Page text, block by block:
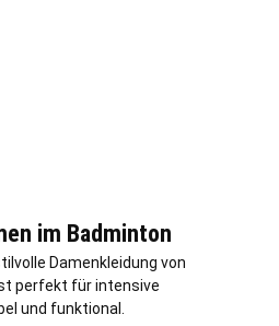
im Badminton
Damenkleidung von
perfekt für intensive
und funktional.